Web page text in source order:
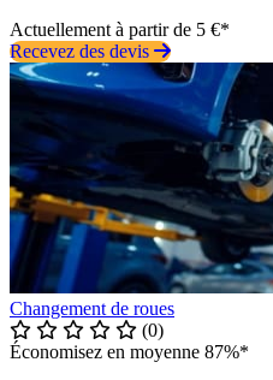
Actuellement à partir de 5 €*
Recevez des devis
Changement de roues
(0)
Économisez en moyenne 87%*